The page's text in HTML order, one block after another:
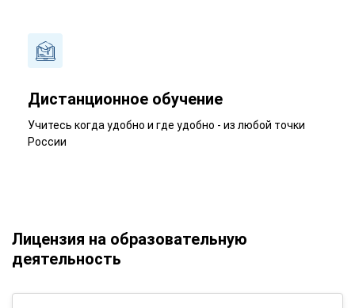
Дистанционное обучение
Учитесь когда удобно и где удобно - из любой точки
России
Лицензия на образовательную
деятельность